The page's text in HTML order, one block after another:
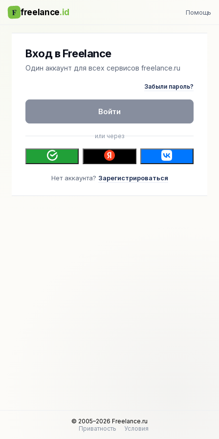
F freelance.id Помощь
Вход в Freelance
Один аккаунт для всех сервисов freelance.ru
Забыли пароль?
Войти
или через
Нет аккаунта? Зарегистрироваться
© 2005–2026 Freelance.ru
Приватность
Условия